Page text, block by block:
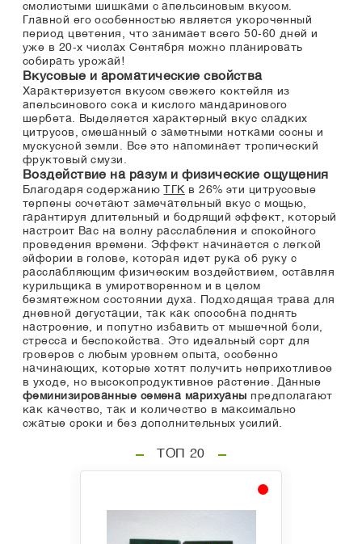
смолистыми шишками с апельсиновым вкусом.
Главной его особенностью является укороченный
период цветения, что занимает всего 50-60 дней и
уже в 20-х числах Сентября можно планировать
собирать урожай!
Вкусовые и ароматические свойства
Характеризуется вкусом свежего коктейля из
апельсинового сока и кислого мандаринового
шербета. Выделяется характерный вкус сладких
цитрусов, смешанный с заметными нотками сосны и
мускусной земли. Все это напоминает тропический
фруктовый смузи.
Воздействие на разум и физические ощущения
Благодаря содержанию ТГК в 26% эти цитрусовые
терпены сочетают замечательный вкус с мощью,
гарантируя длительный и бодрящий эффект, который
настроит Вас на волну расслабления и спокойного
проведения времени. Эффект начинается с легкой
эйфории в голове, которая идет рука об руку с
расслабляющим физическим воздействием, оставляя
курильщика в умиротворенном и в целом
безмятежном состоянии духа. Подходящая трава для
дневной дегустации, так как способна поднять
настроение, и попутно избавить от мышечной боли,
стресса и беспокойства. Это идеальный сорт для
гроверов с любым уровнем опыта, особенно
начинающих, которые хотят получить неприхотливое
в уходе, но высокопродуктивное растение. Данные
феминизированные семена марихуаны предполагают
как качество, так и количество в максимально
сжатые сроки и без дополнительных усилий.
ТОП 20